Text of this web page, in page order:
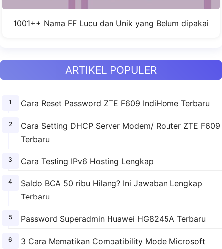
1001++ Nama FF Lucu dan Unik yang Belum dipakai
ARTIKEL POPULER
Cara Reset Password ZTE F609 IndiHome Terbaru
Cara Setting DHCP Server Modem/ Router ZTE F609
Terbaru
Cara Testing IPv6 Hosting Lengkap
Saldo BCA 50 ribu Hilang? Ini Jawaban Lengkap
Terbaru
Password Superadmin Huawei HG8245A Terbaru
3 Cara Mematikan Compatibility Mode Microsoft